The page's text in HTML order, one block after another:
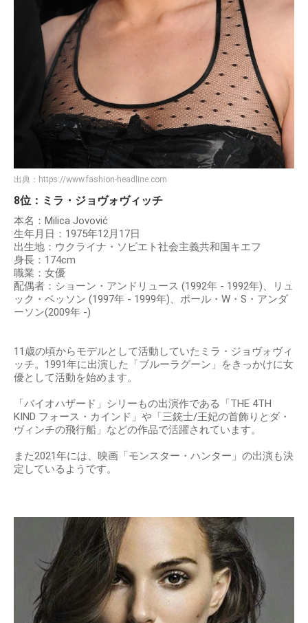
出典： https://www.fashion-headline.com
8位：ミラ・ジョヴォヴィッチ
本名：Milica Jovović
生年月日：1975年12月17日
出生地：ウクライナ・ソビエト社会主義共和国キエフ
身長：174cm
職業：女優
配偶者：ショーン・アンドリュース (1992年 - 1992年)、リュ
ック・ベッソン (1997年 - 1999年)、ポール・W・S・アンダ
ーソン(2009年 -)
11歳の頃からモデルとして活動していたミラ・ジョヴォヴィ
ッチ。1991年に出演した「ブルーラグーン」をきっかけに女
優として活動を始めます。
「バイオハザード」シリーもの出演作である「THE 4TH
KIND フォース・カインド」や「三銃士/王妃の首飾りとダ・
ヴィンチの飛行船」などの作品で活躍されています。
また2021年には、映画「モンスター・ハンター」の出演も決
定しているようです。